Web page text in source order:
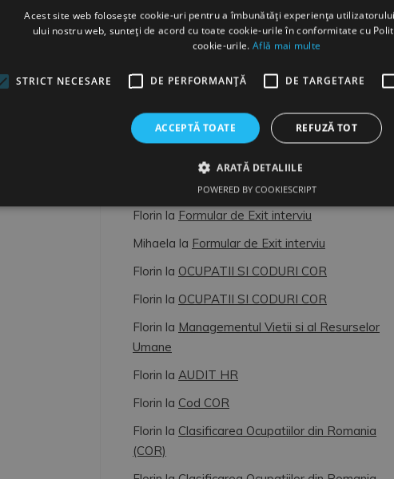
ULTIMELE COMENTARII
FlorinlaOCUPATII SI CODURI COR
FlorinlaDimitrie Gusti, o lumină pentru
sociologia românească (4)
OCUPATII SI CODURI COR
Florin la Formular de Exit interviu
Mihaela la Formular de Exit interviu
Florin la OCUPATII SI CODURI COR
Florin la OCUPATII SI CODURI COR
Florin la Managementul Vietii si al Resurselor
Umane
Florin la AUDIT HR
Florin la Cod COR
Florin la Clasificarea Ocupatiilor din Romania
(COR)
Acest site web folosește cookie-uri pentru a îmbunătăți experiența
ului nostru web, sunteți de acord cu toate cookie-urile în conformitate cu
cookie-urile. Află mai multe
STRICT NECESARE DE PERFORMANȚĂ DE TARGETARE
ACCEPTĂ TOATE REFUZĂ TOT
ARATĂ DETALIILE
POWERED BY COOKIESCRIPT